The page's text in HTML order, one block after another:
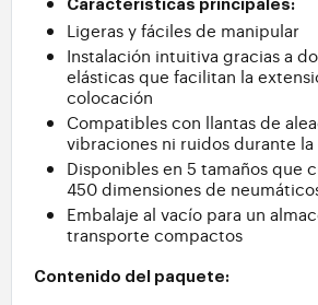
Características principales:
Ligeras y fáciles de manipular
Instalación intuitiva gracias a
elásticas que facilitan la
colocación
Compatibles con llantas de
vibraciones ni ruidos durante
Disponibles en 5 tamaños que
450 dimensiones de
Embalaje al vacío para un
transporte compactos
Contenido del paquete: